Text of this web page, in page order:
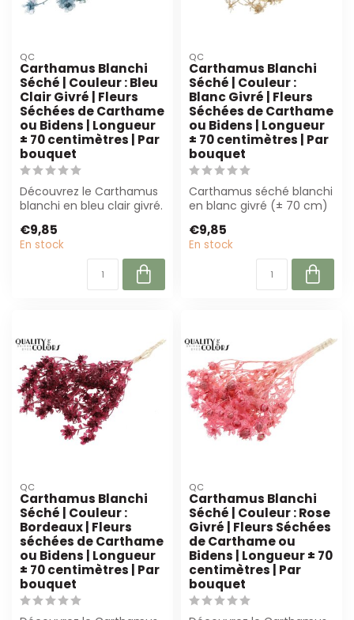
QC
Carthamus Blanchi
Séché | Couleur : Bleu
Clair Givré | Fleurs
Séchées de Carthame
ou Bidens | Longueur
± 70 centimètres | Par
bouquet
Découvrez le Carthamus
blanchi en bleu clair givré.
70 cm...
€9,85
En stock
QC
Carthamus Blanchi
Séché | Couleur :
Blanc Givré | Fleurs
Séchées de Carthame
ou Bidens | Longueur
± 70 centimètres | Par
bouquet
Carthamus séché blanchi
en blanc givré (± 70 cm)
fleuristes...
€9,85
En stock
QC
Carthamus Blanchi
Séché | Couleur :
Bordeaux | Fleurs
séchées de Carthame
ou Bidens | Longueur
± 70 centimètres | Par
bouquet
QC
Carthamus Blanchi
Séché | Couleur : Rose
Givré | Fleurs Séchées
de Carthame ou
Bidens | Longueur ± 70
centimètres | Par
bouquet